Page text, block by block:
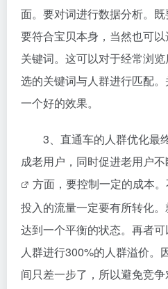
面。要对词进行数据分析。
要符合宝贝本身，当然也可
关键词。这可以对于经常浏
选的关键词与人群进行匹配
一个好的效果。
3、直通车的人群优化最
成老用户，同时促进老用户
方面，要控制一定的成本
投入的流量一定要有所转化
达到一个平衡的状态。再者
人群进行300%的人群溢价。
间只差一步了，所以避免竞争